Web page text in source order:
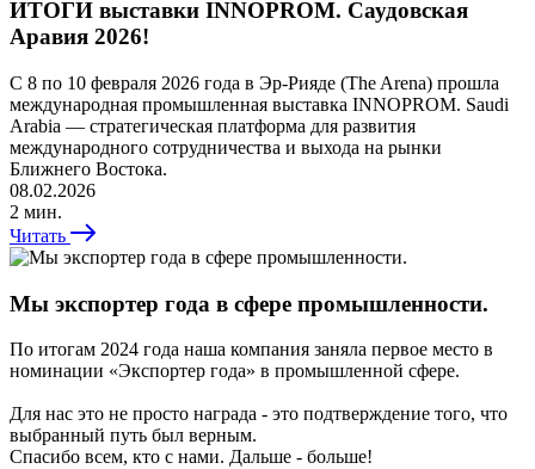
ИТОГИ выставки INNOPROM. Саудовская
Аравия 2026!
С 8 по 10 февраля 2026 года в Эр-Рияде (The Arena) прошла
международная промышленная выставка INNOPROM. Saudi
Arabia — стратегическая платформа для развития
международного сотрудничества и выхода на рынки
Ближнего Востока.
08.02.2026
2 мин.
Читать
Мы экспортер года в сфере промышленности.
По итогам 2024 года наша компания заняла первое место в
номинации «Экспортер года» в промышленной сфере.
Для нас это не просто награда - это подтверждение того, что
выбранный путь был верным.
Спасибо всем, кто с нами. Дальше - больше!